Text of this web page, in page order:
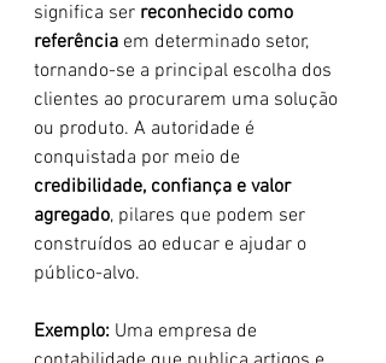
significa ser reconhecido como
referência em determinado setor,
tornando-se a principal escolha dos
clientes ao procurarem uma solução
ou produto. A autoridade é
conquistada por meio de
credibilidade, confiança e valor
agregado, pilares que podem ser
construídos ao educar e ajudar o
público-alvo.
Exemplo: Uma empresa de